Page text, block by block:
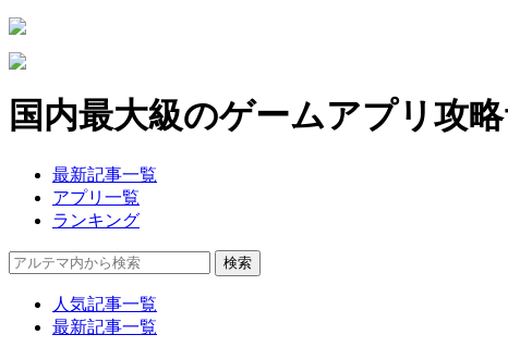
国内最大級のゲームアプリ攻
最新記事一覧
アプリ一覧
ランキング
人気記事一覧
最新記事一覧